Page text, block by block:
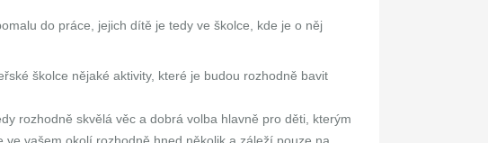
do práce, jejich dítě je tedy ve školce, kde je o něj
školce nějaké aktivity, které je budou rozhodně bavit
rozhodně skvělá věc a dobrá volba hlavně pro děti, kterým